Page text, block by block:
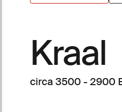
Kraal
circa 3500 - 2900